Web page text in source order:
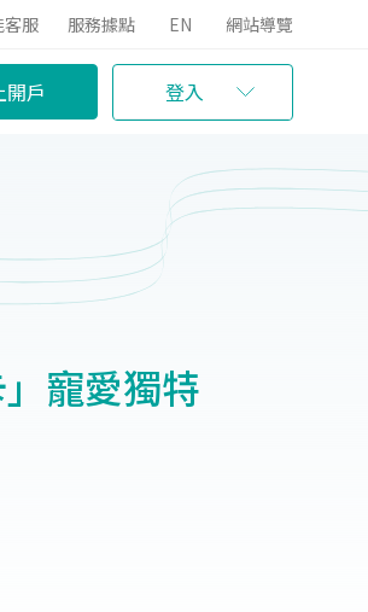
客服 服務據點 EN 網站導覽
開戶 登入
寵愛獨特